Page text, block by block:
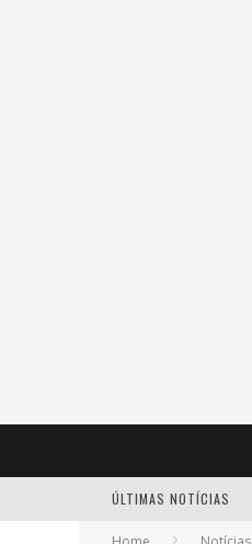
ÚLTIMAS NOTÍCIAS